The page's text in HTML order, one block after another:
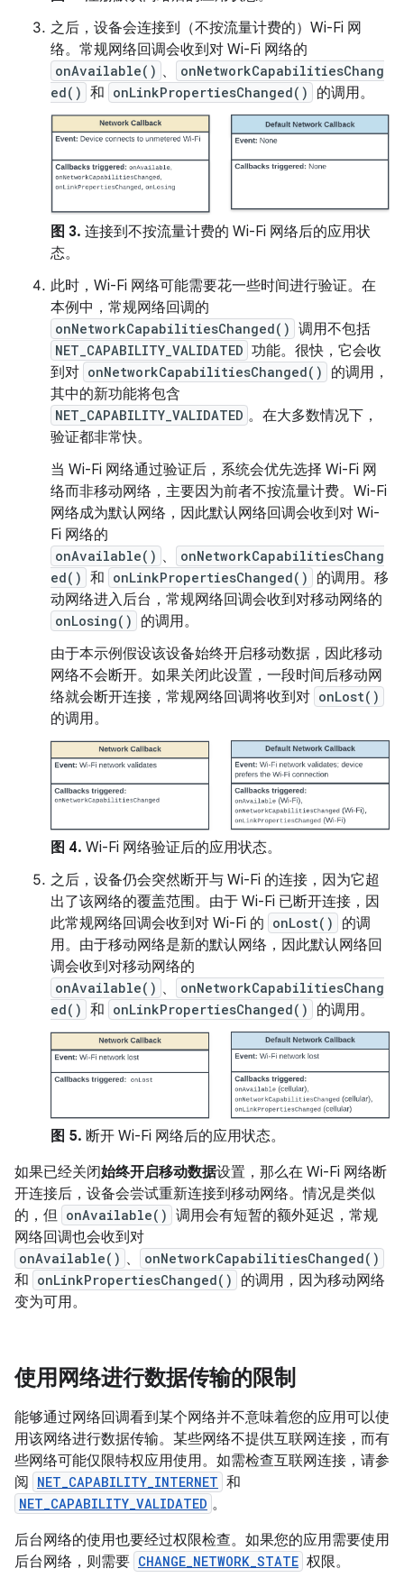
之后，设备会连接到（不按流量计费的）Wi-Fi 网
络。常规网络回调会收到对 Wi-Fi 网络的
onAvailable() 、
onNetworkCapabilitiesChang
ed() 和 onLinkPropertiesChanged() 的调用。
图 3. 连接到不按流量计费的 Wi-Fi 网络后的应用状
态。
此时，Wi-Fi 网络可能需要花一些时间进行验证。在
本例中，常规网络回调的
onNetworkCapabilitiesChanged() 调用不包括
NET_CAPABILITY_VALIDATED 功能。很快，它会收
到对 onNetworkCapabilitiesChanged()
的调用，
其中的新功能将包含
NET_CAPABILITY_VALIDATED 。在大多数情况下，
验证都非常快。
当 Wi-Fi 网络通过验证后，系统会优先选择 Wi-Fi 网
络而非移动网络，主要因为前者不按流量计费。Wi-Fi
网络成为默认网络，因此默认网络回调会收到对 Wi-
Fi 网络的
onAvailable() 、
onNetworkCapabilitiesChang
ed() 和 onLinkPropertiesChanged()
的调用。移
动网络进入后台，常规网络回调会收到对移动网络的
onLosing()
的调用。
由于本示例假设该设备始终开启移动数据，因此移动
网络不会断开。如果关闭此设置，一段时间后移动网
络就会断开连接，常规网络回调将收到对 onLost()
的调用。
图 4. Wi-Fi 网络验证后的应用状态。
之后，设备仍会突然断开与 Wi-Fi 的连接，因为它超
出了该网络的覆盖范围。由于 Wi-Fi 已断开连接，因
此常规网络回调会收到对 Wi-Fi 的 onLost()
的调
用。由于移动网络是新的默认网络，因此默认网络回
调会收到对移动网络的
onAvailable() 、
onNetworkCapabilitiesChang
ed() 和 onLinkPropertiesChanged() 的调用。
图 5. 断开 Wi-Fi 网络后的应用状态。
如果已经关闭始终开启移动数据设置，那么在 Wi-Fi 网络断
开连接后，设备会尝试重新连接到移动网络。情况是类似
的，但
onAvailable() 调用会有短暂的额外延迟，常规
网络回调也会收到对
onAvailable() 、 onNetworkCapabilitiesChanged()
和 onLinkPropertiesChanged()
的调用，因为移动网络
变为可用。
使用网络进行数据传输的限制
能够通过网络回调看到某个网络并不意味着您的应用可以使
用该网络进行数据传输。某些网络不提供互联网连接，而有
些网络可能仅限特权应用使用。如需检查互联网连接，请参
阅 NET_CAPABILITY_INTERNET 和
NET_CAPABILITY_VALIDATED 。
后台网络的使用也要经过权限检查。如果您的应用需要使用
后台网络，则需要 CHANGE_NETWORK_STATE 权限。